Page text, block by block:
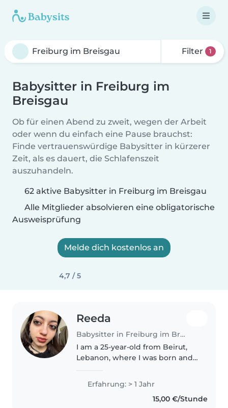
Filter 1
Babysitter in Freiburg im
Breisgau
Ob für einen Abend zu zweit, wegen der Arbeit
oder wenn du einfach eine Pause brauchst:
Finde vertrauenswürdige Babysitter in kürzerer
Zeit, als es dauert, die Schlafenszeit
auszuhandeln.
62 aktive Babysitter in Freiburg im Breisgau
Alle Mitglieder absolvieren eine obligatorische
Ausweisprüfung
Melde dich kostenlos an
4,7 / 5
Reeda
Babysitter in Freiburg im Breisgau
I am a 25-year-old from Beirut,
Lebanon, where I was born and
pursue my Master's degree in
Visual Anthropology and
Documentary Practices. I hold a..
Erfahrung: > 1 Jahr
15,00 €/Stunde